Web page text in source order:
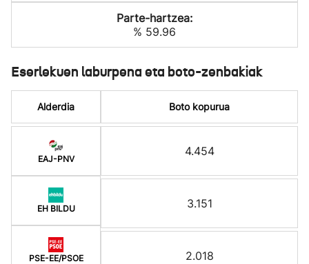
Parte-hartzea:
% 59.96
Eserlekuen laburpena eta boto-zenbakiak
Alderdia
EAJ-PNV
EH BILDU
PSE-EE/PSOE
Boto kopurua
4.454
3.151
2.018